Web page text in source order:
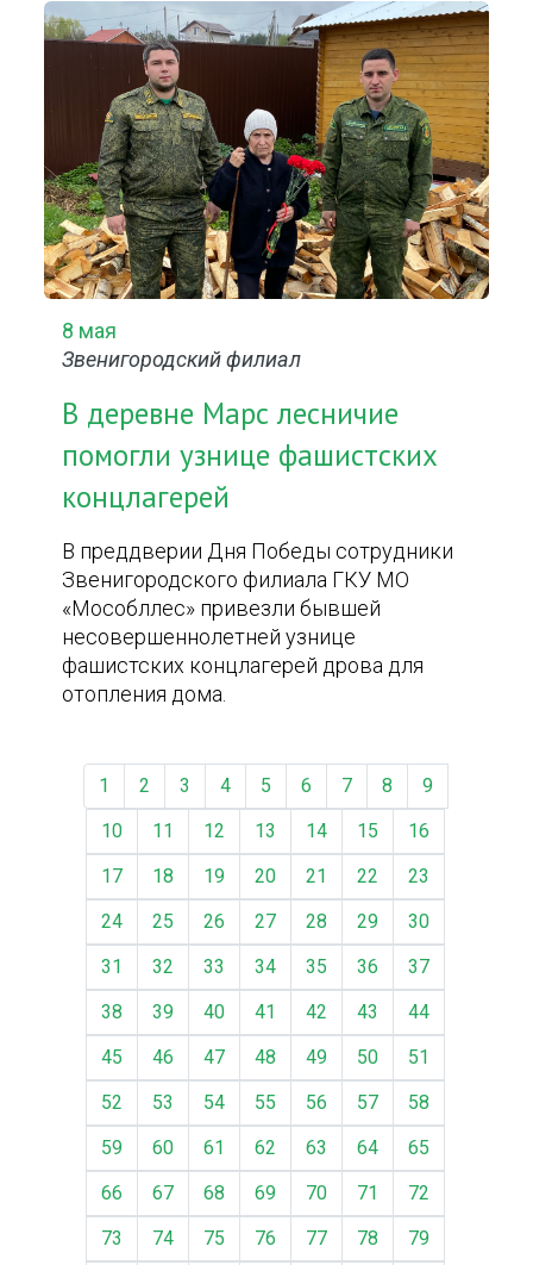
8 мая
Звенигородский филиал
В деревне Марс лесничие
помогли узнице фашистских
концлагерей
В преддверии Дня Победы сотрудники
Звенигородского филиала ГКУ МО
«Мособллес» привезли бывшей
несовершеннолетней узнице
фашистских концлагерей дрова для
отопления дома.
1 2 3 4 5 6 7 8
9
10
11 12 13 14 15
16
17
18 19 20 21 22
23
24
25 26 27 28 29
30
31
32 33 34 35 36
37
38
39 40 41 42 43
44
45
46 47 48 49 50
51
52
53 54 55 56 57
58
59
60 61 62 63 64
65
66
67 68 69 70 71
72
73
74 75 76 77 78
79